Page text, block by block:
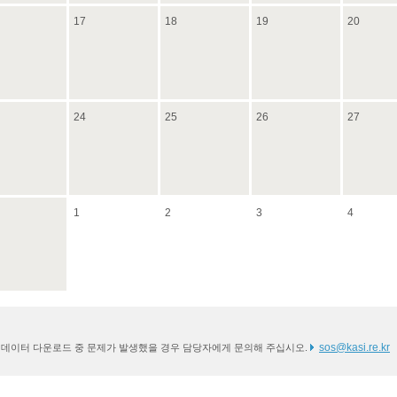
17 18 19 20
24 25 26 27
1 2 3 4
이터 다운로드 중 문제가 발생했을 경우 담당자에게 문의해 주십시오. sos@kasi.re.kr